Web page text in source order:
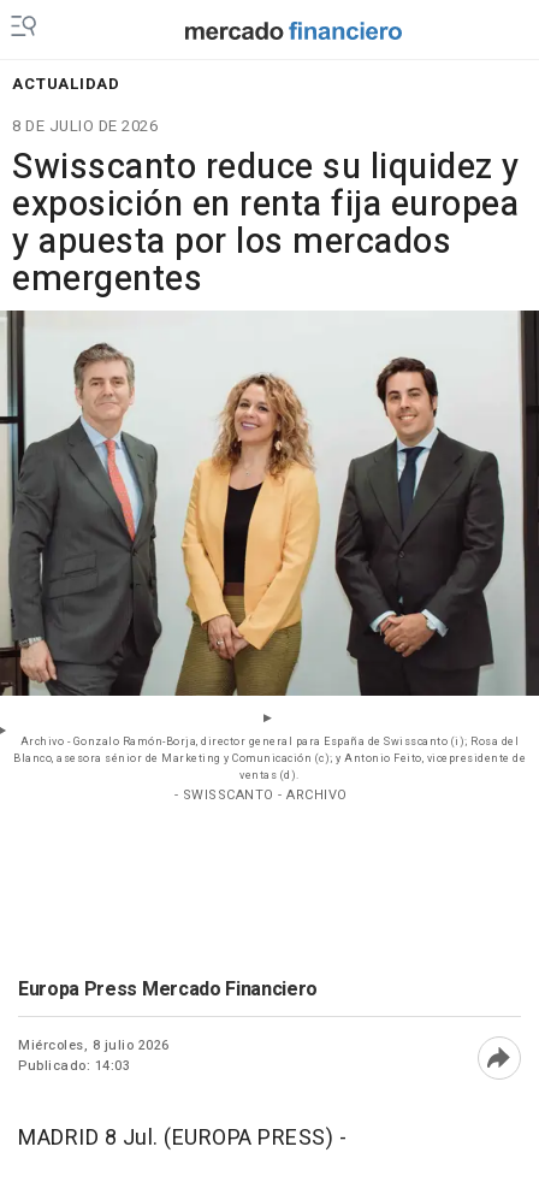
ACTUALIDAD
8 DE JULIO DE 2026
Swisscanto reduce su liquidez y
exposición en renta fija europea
y apuesta por los mercados
emergentes
Archivo - Gonzalo Ramón-Borja, director general para España de Swisscanto (i); Rosa del
Blanco, asesora sénior de Marketing y Comunicación (c); y Antonio Feito, vicepresidente de
ventas (d).
- SWISSCANTO - ARCHIVO
Europa Press Mercado Financiero
Miércoles, 8 julio 2026
Publicado: 14:03
MADRID 8 Jul. (EUROPA PRESS) -